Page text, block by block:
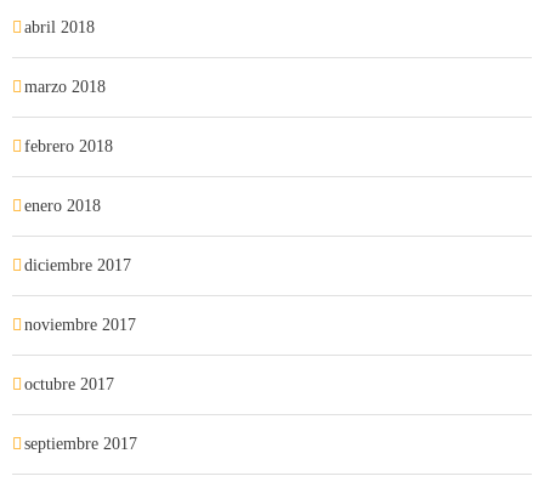
abril 2018
marzo 2018
febrero 2018
enero 2018
diciembre 2017
noviembre 2017
octubre 2017
septiembre 2017